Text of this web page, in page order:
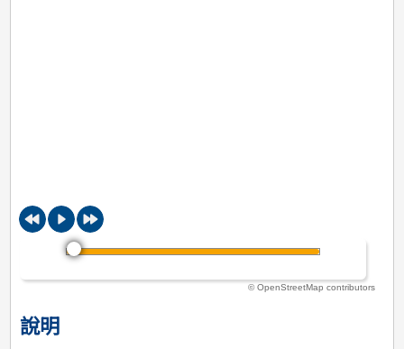
© OpenStreetMap contributors
說明